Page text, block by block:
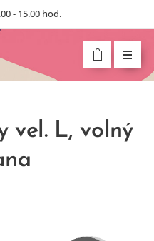
- 15.00 hod.
vel. L, volný